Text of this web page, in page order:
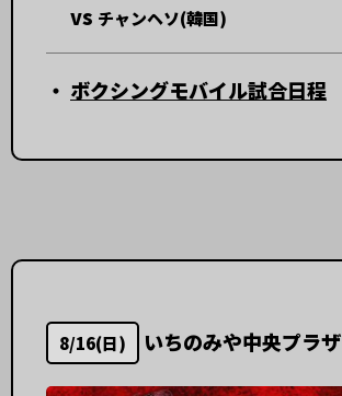
vs チャンヘソ(韓国)
・ ボクシングモバイル試合日程
8/16(日) いちのみや中央プラザ